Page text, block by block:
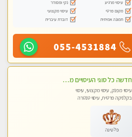
עיסוי מרגיע
נקי ומסודר
מקום פרטי
עיסוי מקצועי
תמונה אמיתית
דוברת עיברית
055-4531884
חדשה כל סוגי העיסויים מעסה מקצועית ואיכותית פרטי!!!
עיסוי מפנק, עיסוי מקצועי, עיסוי
בקלניקה פרטית, עיסוי טנטרה
פלטינה